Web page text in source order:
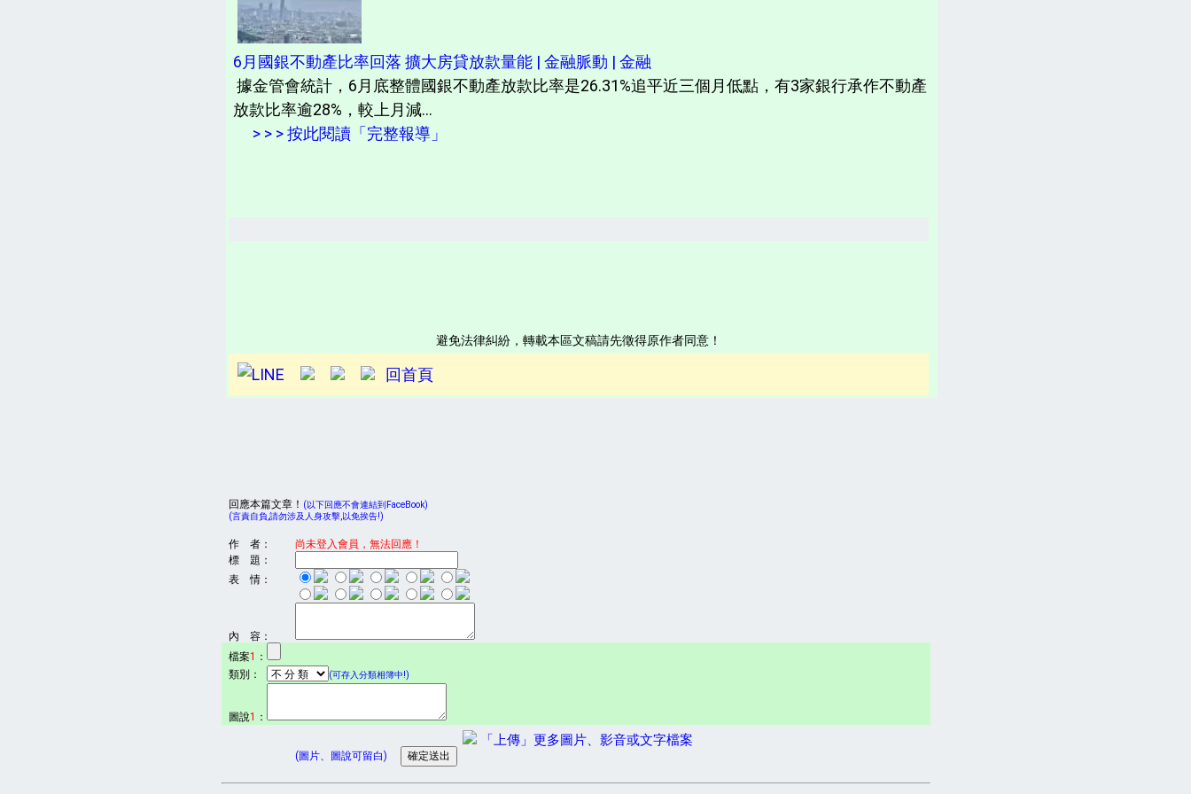
6月國銀不動產比率回落 擴大房貸放款量能 | 金融脈動 | 金融
據金管會統計，6月底整體國銀不動產放款比率是26.31%追平近三個月低點，有3家銀行承作不動產
放款比率逾28%，較上月減...
> > > 按此閱讀「完整報導」
避免法律糾紛，轉載本區文稿請先徵得原作者同意！
回首頁
回應本篇文章！ (以下回應不會連結到FaceBook)
(言責自負,請勿涉及人身攻擊,以免挨告!)
作 者：
尚未登入會員，無法回應！
標 題：
表 情：
內 容：
檔案1 ：
類別：
(可存入分類相簿中!)
圖說1 ：
「上傳」更多圖片、影音或文字檔案
(圖片、圖說可留白)